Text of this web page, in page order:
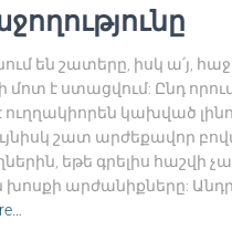
են շատերը, իսկ ա՛յ,
մոտ է ստացվում: Ընդ
ուղղակիորեն կախված
շատ արժեքավոր
եթե գրելիս հաշվի
խոսքի արժանիքները: